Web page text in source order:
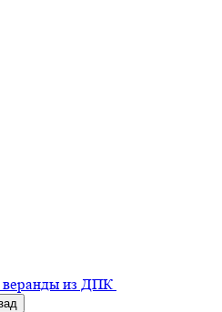
веранды из ДПК